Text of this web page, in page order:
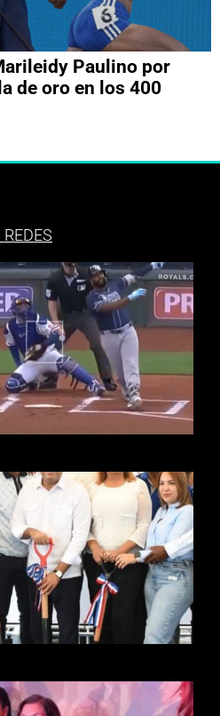
Paulino por
de oro en los 400